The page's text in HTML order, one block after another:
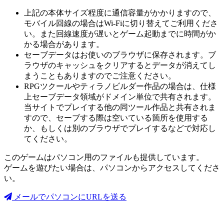
上記の本体サイズ程度に通信容量がかかりますので、
モバイル回線の場合はWi-Fiに切り替えてご利用くださ
い。また回線速度が遅いとゲーム起動までに時間がか
かる場合があります。
セーブデータはお使いのブラウザに保存されます。ブ
ラウザのキャッシュをクリアするとデータが消えてし
まうこともありますのでご注意ください。
RPGツクールやティラノビルダー作品の場合は、仕様
上セーブデータ領域がドメイン単位で共有されます。
当サイトでプレイする他の同ツール作品と共有されま
すので、セーブする際は空いている箇所を使用する
か、もしくは別のブラウザでプレイするなどで対応し
てください。
このゲームはパソコン用のファイルも提供しています。
ゲームを遊びたい場合は、パソコンからアクセスしてくださ
い。
メールでパソコンにURLを送る